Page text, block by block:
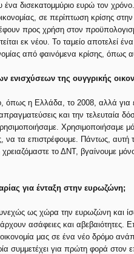
δισεκατομμύριο ευρώ τον
σε περίπτωση κρίσης
προς χρήση στον
εκ νέου. Το ταμείο αποτελεί
από φαινόμενα κρίσης, όπως
ενισχύσεων της ουγγρικής
όπως η Ελλάδα, το 2008, αλλά για
και την τελευταία
Χρησιμοποιήσαμε
να τα επιστρέφουμε. Πάντως, αυτή
το ΔΝΤ, βγαίνουμε
για ένταξη στην ευρωζώνη;
ως χώρα την ευρωζώνη και
ασάφειες και αβεβαιότητες.
μας σε ένα νέο δρόμο
συμμετέχει για πρώτη φορά